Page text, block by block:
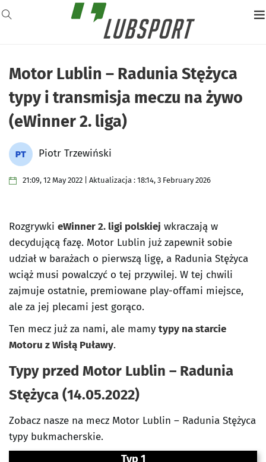
Motor Lublin – Radunia Stężyca
typy i transmisja meczu na żywo
(eWinner 2. liga)
Piotr Trzewiński
21:09, 12 May 2022 | Aktualizacja : 18:14, 3 February 2026
Rozgrywki eWinner 2. ligi polskiej wkraczają w
decydującą fazę. Motor Lublin już zapewnił sobie
udział w barażach o pierwszą ligę, a Radunia Stężyca
wciąż musi powalczyć o tej przywilej. W tej chwili
zajmuje ostatnie, premiowane play-offami miejsce,
ale za jej plecami jest gorąco.
Ten mecz już za nami, ale mamy typy na starcie
Motoru z Wisłą Puławy.
Typy przed Motor Lublin – Radunia
Stężyca (14.05.2022)
Zobacz nasze na mecz Motor Lublin – Radunia Stężyca
typy bukmacherskie.
Typ 1